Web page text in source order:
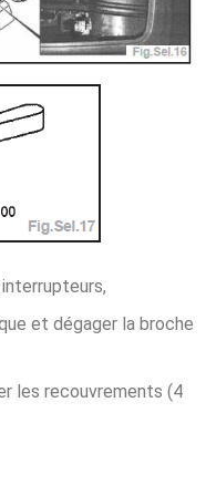
et dégager la broche
les recouvrements (4